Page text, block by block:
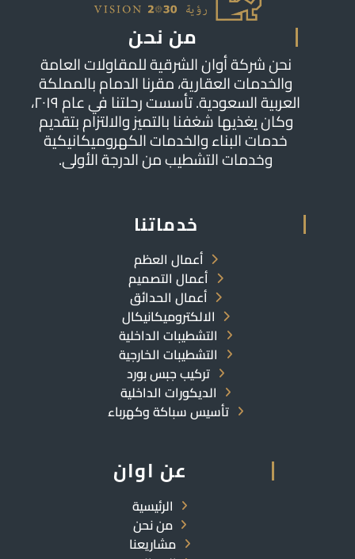
من نحن
نحن شركة أوان الشرقية للمقاولات العامة
والخدمات العقارية، مقرنا الدمام بالمملكة
العربية السعودية. تأسست رحلتنا في عام ٢٠١٩،
وكان يغذيها شغفنا بالتميز والالتزام بتقديم
خدمات البناء والخدمات الكهروميكانيكية
وخدمات التشطيب من الدرجة الأولى.
خدماتنا
أعمال العظم
أعمال التصميم
أعمال الحدائق
الالكتروميكانيكال
التشطيبات الداخلية
التشطيبات الخارجية
تركيب جبس بورد
الديكورات الداخلية
تأسيس سباكة وكهرباء
عن اوان
الرئيسية
من نحن
مشاريعنا